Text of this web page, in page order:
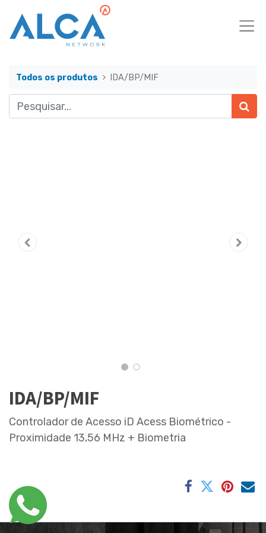
Todos os produtos IDA/BP/MIF
IDA/BP/MIF
Controlador de Acesso iD Acess Biométrico -
Proximidade 13,56 MHz + Biometria